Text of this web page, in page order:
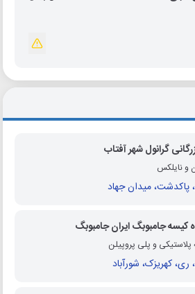
گرانول شهر آفتاب
و نایلکس
پاکدشت، میدان جهاد
کیسه جامبوبگ ایران جامبوبگ
پلاستیکی و پلی پروپیلن
ری، کهریزک، شورآباد